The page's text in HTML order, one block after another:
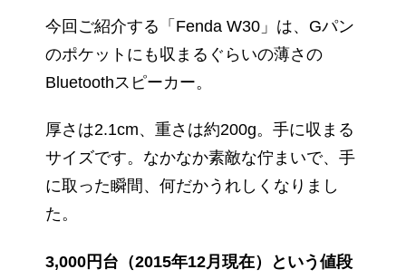
今回ご紹介する「Fenda W30」は、Gパン
のポケットにも収まるぐらいの薄さの
Bluetoothスピーカー。
厚さは2.1cm、重さは約200g。手に収まる
サイズです。なかなか素敵な佇まいで、手
に取った瞬間、何だかうれしくなりまし
た。
3,000円台（2015年12月現在）という値段